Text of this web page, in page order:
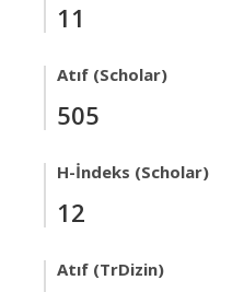
11
Atıf (Scholar)
505
H-İndeks (Scholar)
12
Atıf (TrDizin)